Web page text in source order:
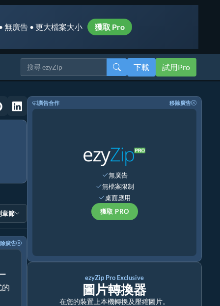
無廣告 • 更大檔案大小 獲取 Pro
下載 試用Pro
章節
廣告
的
廣告合作 移除廣告
無廣告
無檔案限制
桌面應用
獲取 PRO
ezyZip Pro Exclusive
圖片轉換器
在您的裝置上本機轉換及壓縮圖片。